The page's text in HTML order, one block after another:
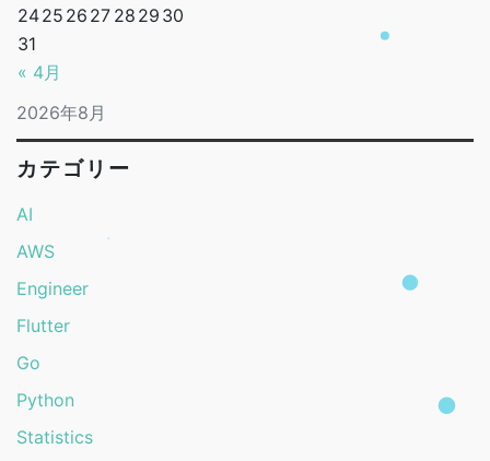
2026年8月
« 4月
2425 26 27 28 29 30
31
カテゴリー
AI
AWS
Engineer
Flutter
Go
Python
Statistics